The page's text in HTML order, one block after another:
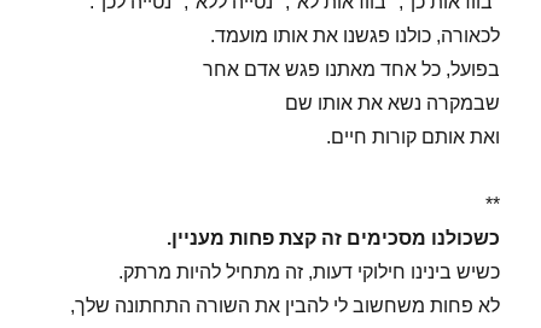
לכאורה, כולנו פגשנו את אותו מועמד.
בפועל, כל אחד מאתנו פגש אדם אחר
שבמקרה נשא את אותו שם
ואת אותם קורות חיים.
**
כשכולנו מסכימים זה קצת פחות מעניין.
כשיש בינינו חילוקי דעות, זה מתחיל להיות מרתק.
לא פחות משחשוב לי להבין את השורה התחתונה שלך,